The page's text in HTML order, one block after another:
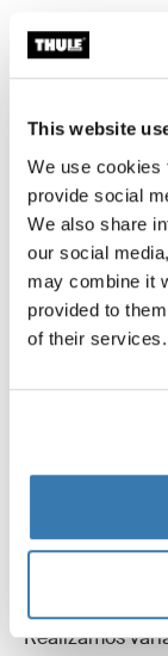
This website
We use cookies
provide social
We also share
our social
may combine it
provided to
of their services.
Probados
En el Thule
extremas.
diseñados para
la forma más
contamos
realizamos.
Explora el Thule
Realizamos